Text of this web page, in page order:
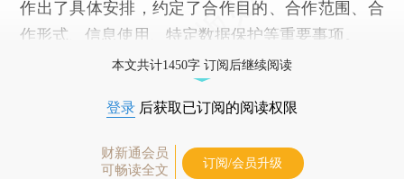
作出了具体安排，约定了合作目的、合作范围、合
作形式、信息使用、特定数据保护等重要事项。
本文共计1450字 订阅后继续阅读
登录 后获取已订阅的阅读权限
财新通会员
可畅读全文
订阅/会员升级